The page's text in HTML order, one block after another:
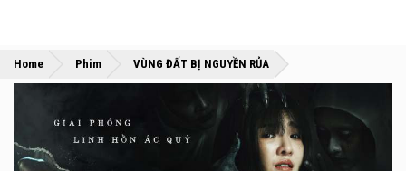
Home »
Phim »
VÙNG ĐẤT BỊ NGUYỀN RỦA